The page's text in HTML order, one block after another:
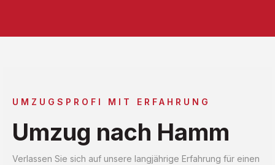
UMZUGSPROFI MIT ERFAHRUNG
Umzug nach Hamm
Verlassen Sie sich auf unsere langjährige Erfahrung für einen